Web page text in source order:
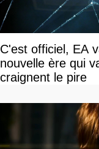
C'est officiel, EA
nouvelle ère qui
craignent le pire